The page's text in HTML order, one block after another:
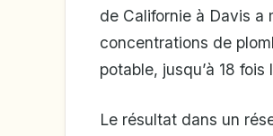
de Californie à Davis a
concentrations de
potable, jusqu’à 18
Le résultat dans un